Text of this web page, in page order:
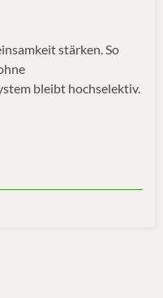
stärken. So
bleibt hochselektiv.